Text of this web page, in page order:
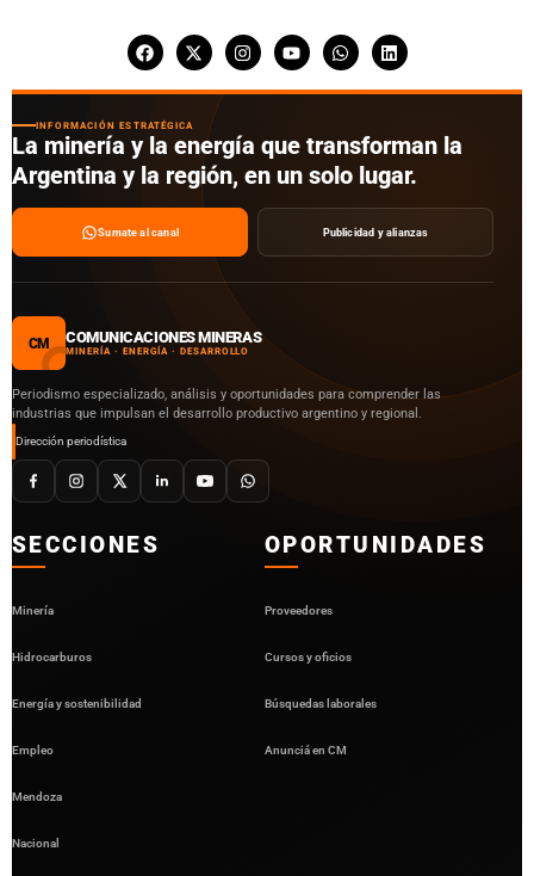
INFORMACIÓN ESTRATÉGICA
La minería y la energía que transforman la
Argentina y la región, en un solo lugar.
Sumate al canal Publicidad y alianzas
CM COMUNICACIONES MINERAS
MINERÍA · ENERGÍA · DESARROLLO
Periodismo especializado, análisis y oportunidades para comprender las
industrias que impulsan el desarrollo productivo argentino y regional.
Dirección periodística
SECCIONES
Minería
Hidrocarburos
Energía y sostenibilidad
Empleo
Mendoza
Nacional
OPORTUNIDADES
Proveedores
Cursos y oficios
Búsquedas laborales
Anunciá en CM